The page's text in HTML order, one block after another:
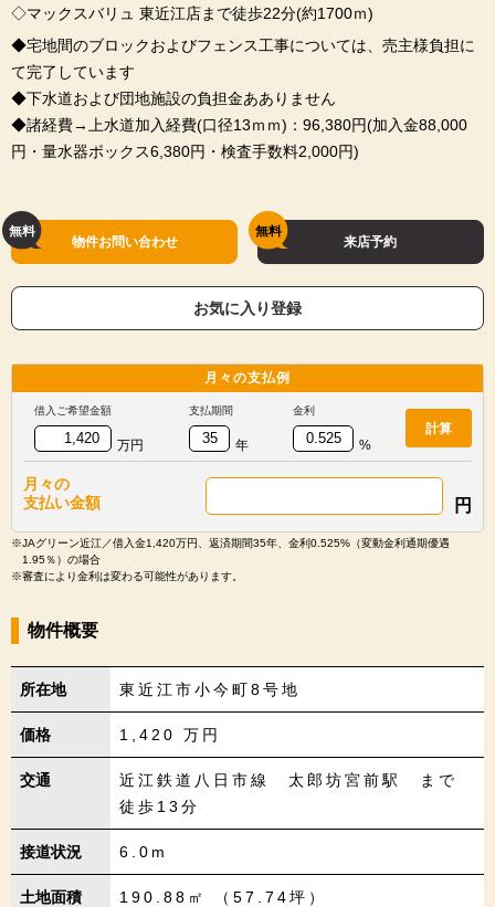
◇マックスバリュ 東近江店まで徒歩22分(約1700ｍ)
◆宅地間のブロックおよびフェンス工事については、売主様負担に
て完了しています
◆下水道および団地施設の負担金あありません
◆諸経費→上水道加入経費(口径13ｍｍ)：96,380円(加入金88,000
円・量水器ボックス6,380円・検査手数料2,000円)
物件お問い合わせ 来店予約
お気に入り登録
月々の支払例
借入ご希望金額
万円
支払期間
年
金利
%
計算
月々の
支払い金額
円
※JAグリーン近江／借入金1,420万円、返済期間35年、金利0.525%（変動金利通期優遇
1.95％）の場合
※審査により金利は変わる可能性があります。
物件概要
所在地 東近江市小今町8号地
価格 1,420 万円
交通
近江鉄道八日市線 太郎坊宮前駅 まで
徒歩13分
接道状況 6.0m
土地面積 190.88㎡ （57.74坪）